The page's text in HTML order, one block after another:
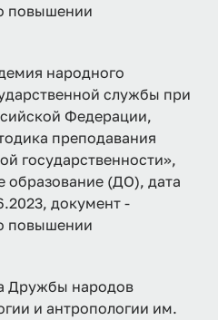
повышении
народного
службы при
Федерации,
преподавания
государственности»,
образование (ДО), дата
документ -
повышении
Дружбы народов
и антропологии им.